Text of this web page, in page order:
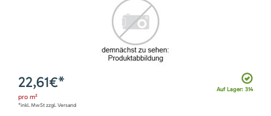
Auf Lager: 314
22,61€*
pro m²
*inkl. MwSt zzgl. Versand